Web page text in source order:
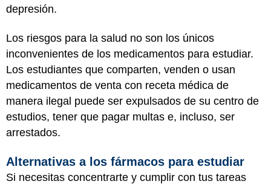
depresión.
Los riesgos para la salud no son los únicos
inconvenientes de los medicamentos para estudiar.
Los estudiantes que comparten, venden o usan
medicamentos de venta con receta médica de
manera ilegal puede ser expulsados de su centro de
estudios, tener que pagar multas e, incluso, ser
arrestados.
Alternativas a los fármacos para estudiar
Si necesitas concentrarte y cumplir con tus tareas